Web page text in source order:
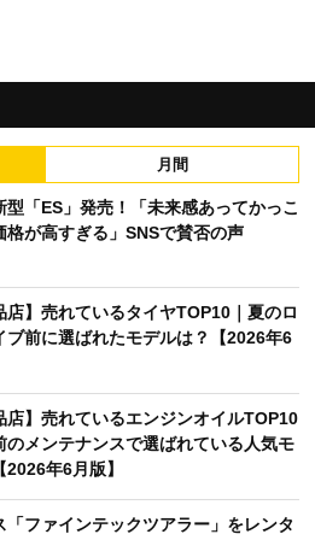
月間
型「ES」発売！「未来感あってかっこ
格が高すぎる」SNSで賛否の声
店】売れているタイヤTOP10｜夏のロ
ブ前に選ばれたモデルは？【2026年6
店】売れているエンジンオイルTOP10
のメンテナンスで選ばれている人気モ
年6月版】
「ファインテックツアラー」をレンタ